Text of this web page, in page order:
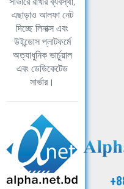
এছাড়াও আলফা নেট
দিচ্ছে লিনাক্স এবং
উইন্ডোস প্লাটফর্মে
অত্যাধুনিক ভার্চুয়াল
এবং ডেডিকেটেড
সার্ভার।